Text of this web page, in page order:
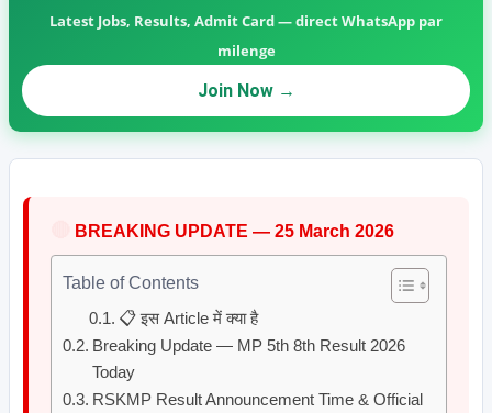
Latest Jobs, Results, Admit Card — direct WhatsApp par
milenge
Join Now →
BREAKING UPDATE — 25 March 2026
Table of Contents
📋 इस Article में क्या है
Breaking Update — MP 5th 8th Result 2026
Today
RSKMP Result Announcement Time & Official